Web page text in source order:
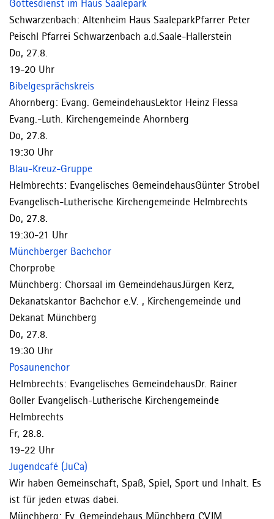
Gottesdienst im Haus Saalepark
Schwarzenbach: Altenheim Haus SaaleparkPfarrer Peter
Peischl Pfarrei Schwarzenbach a.d.Saale-Hallerstein
Do, 27.8.
19-20 Uhr
Bibelgesprächskreis
Ahornberg: Evang. GemeindehausLektor Heinz Flessa
Evang.-Luth. Kirchengemeinde Ahornberg
Do, 27.8.
19:30 Uhr
Blau-Kreuz-Gruppe
Helmbrechts: Evangelisches GemeindehausGünter Strobel
Evangelisch-Lutherische Kirchengemeinde Helmbrechts
Do, 27.8.
19:30-21 Uhr
Münchberger Bachchor
Chorprobe
Münchberg: Chorsaal im GemeindehausJürgen Kerz,
Dekanatskantor Bachchor e.V. , Kirchengemeinde und
Dekanat Münchberg
Do, 27.8.
19:30 Uhr
Posaunenchor
Helmbrechts: Evangelisches GemeindehausDr. Rainer
Goller Evangelisch-Lutherische Kirchengemeinde
Helmbrechts
Fr, 28.8.
19-22 Uhr
Jugendcafé (JuCa)
Wir haben Gemeinschaft, Spaß, Spiel, Sport und Inhalt. Es
ist für jeden etwas dabei.
Münchberg: Ev. Gemeindehaus Münchberg CVJM